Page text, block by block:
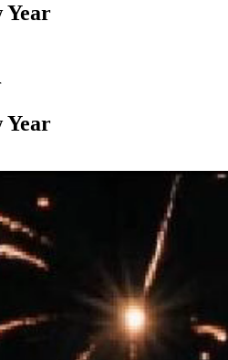
Year
Year